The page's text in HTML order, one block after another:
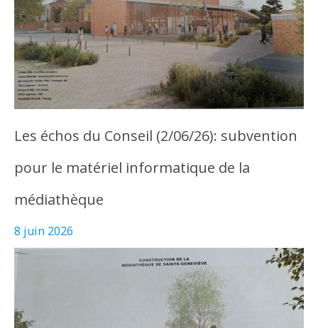
Les échos du Conseil (2/06/26): subvention
pour le matériel informatique de la
médiathèque
8 juin 2026